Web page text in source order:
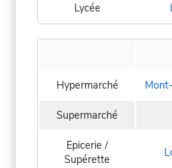
Lycée
Hypermarché
Supermarché
Epicerie /
Supérette